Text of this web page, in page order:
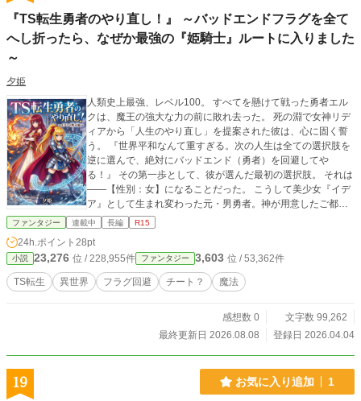
せていただきます。 そして、この物語を最後まで追いかけた
いと感じた方は、「お気に入り登録」をお願いいたします。
『TS転生勇者のやり直し！』 ～バッドエンドフラグを全て
へし折ったら、なぜか最強の『姫騎士』ルートに入りました
～
夕姫
人類史上最強、レベル100。 すべてを懸けて戦った勇者エル
クは、魔王の強大な力の前に敗れ去った。 ​死の淵で女神リデ
ィアから「人生のやり直し」を提案された彼は、心に固く誓
う。 『世界平和なんて重すぎる。次の人生は全ての選択肢を
逆に選んで、絶対にバッドエンド（勇者）を回避してや
る！』 ​その第一歩として、彼が選んだ最初の選択肢。 それは
――【性別：女】になることだった。 ​こうして美少女『イデ
ア』として生まれ変わった元・男勇者。神が用意したご都合
主義な奇跡になど頼らず、​剣を捨てて【大魔法使い】を目指
高くワガママな第一王女・フレデリカに気に入られてしま
い、魔法使いどころか彼女の専属の【姫騎士】に任命されて
しまう！？ 「絶対に『勇者』にならないし、もう『魔王』と
は戦わないんだから！」 ​さらにこの転生には、イデア自身も
たレール（運命）を実力でぶち壊す！ TS元勇者と愛するお姫
様が紡ぐ、新たな運命のやり直しファンタジー！
ファンタジー 連載中 長編 R15
24h.ポイント 28pt
小説 23,276 位 / 228,955件 ファンタジー 3,603 位 / 53,362件
TS転生 異世界 フラグ回避 チート？ 魔法
感想数 0
文字数 99,262
最終更新日 2026.08.08
登録日 2026.04.04
19 お気に入り追加 1